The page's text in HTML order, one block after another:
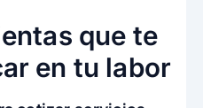
que te
en tu labor